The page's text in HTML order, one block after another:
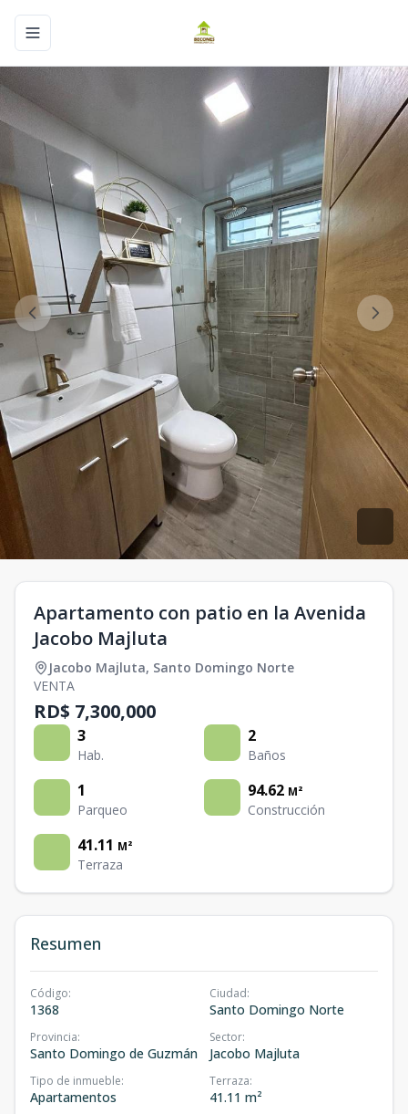
Toggle navigation menu
Apartamento con patio en la Avenida
Jacobo Majluta
Jacobo Majluta, Santo Domingo Norte
VENTA
RD$ 7,300,000
3
Hab.
2
Baños
1
Parqueo
94.62 M²
Construcción
41.11 M²
Terraza
Resumen
Código:
1368
Ciudad:
Santo Domingo Norte
Provincia:
Santo Domingo de Guzmán
Sector:
Jacobo Majluta
Tipo de inmueble:
Apartamentos
Terraza:
41.11 m²